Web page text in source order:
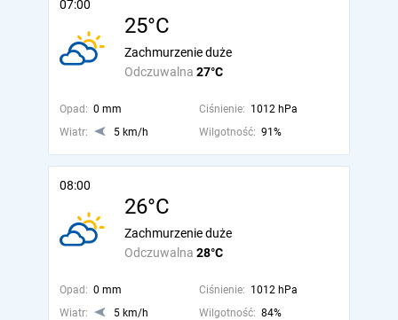
07:00
25°C
Odczuwalna 27°C
Zachmurzenie duże
Opad: 0 mm Ciśnienie: 1012 hPa
Wiatr:
5 km/h Wilgotność: 91%
08:00
26°C
Odczuwalna 28°C
Zachmurzenie duże
Opad: 0 mm Ciśnienie: 1012 hPa
Wiatr:
5 km/h Wilgotność: 84%